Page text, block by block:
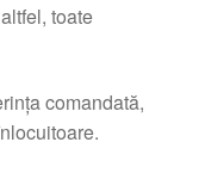
toate
comandată,